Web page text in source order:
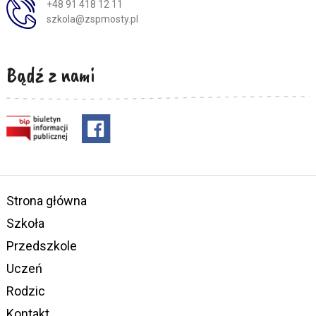
+48 91 418 12 11
szkola@zspmosty.pl
Bądź z nami
Strona główna
Szkoła
Przedszkole
Uczeń
Rodzic